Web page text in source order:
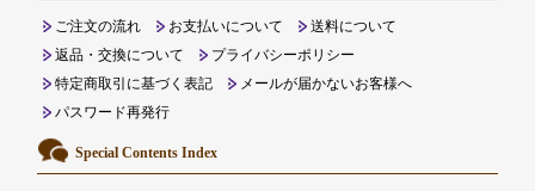
ご注文の流れ お支払いについて
送料について
返品・交換について
プライバシーポリシー
特定商取引に基づく表記
メールが届かないお客様へ
パスワード再発行
Special Contents Index